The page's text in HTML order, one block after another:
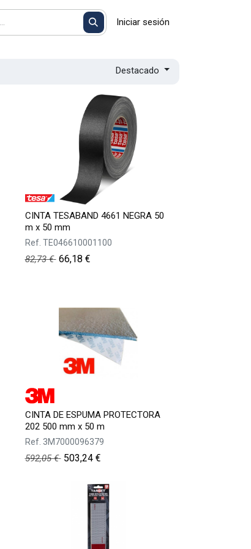
Iniciar sesión
Destacado
CINTA TESABAND 4661 NEGRA 50
m x 50 mm
Ref. TE046610001100
82,73€ 66,18 €
CINTA DE ESPUMA PROTECTORA
202 500 mm x 50 m
Ref. 3M7000096379
592,05€ 503,24€